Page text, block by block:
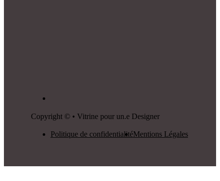
Copyright © • Vitrine pour un.e Designer
Politique de confidentialitéMentions Légales